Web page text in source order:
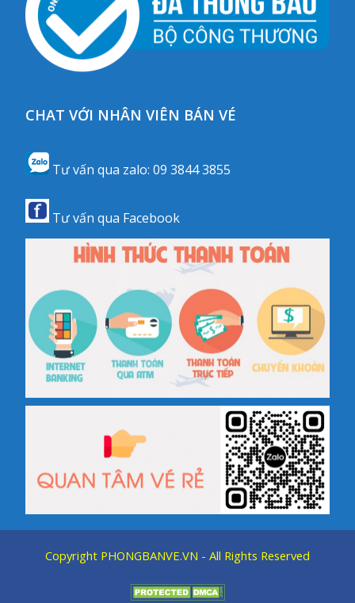
CHAT VỚI NHÂN VIÊN BÁN VÉ
Tư vấn qua zalo:09 3844 3855
Tư vấn qua Facebook
Copyright PHONGBANVE.VN - All Rights Reserved